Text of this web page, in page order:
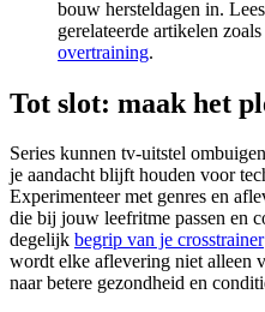
bouw hersteldagen in.
gerelateerde artikelen zoals
overtraining.
Tot slot: maak het
Series kunnen tv-uitstel
je aandacht blijft houden voor
Experimenteer met genres en
die bij jouw leefritme passen en
degelijk begrip van je crosstrainer
wordt elke aflevering niet alleen
naar betere gezondheid en